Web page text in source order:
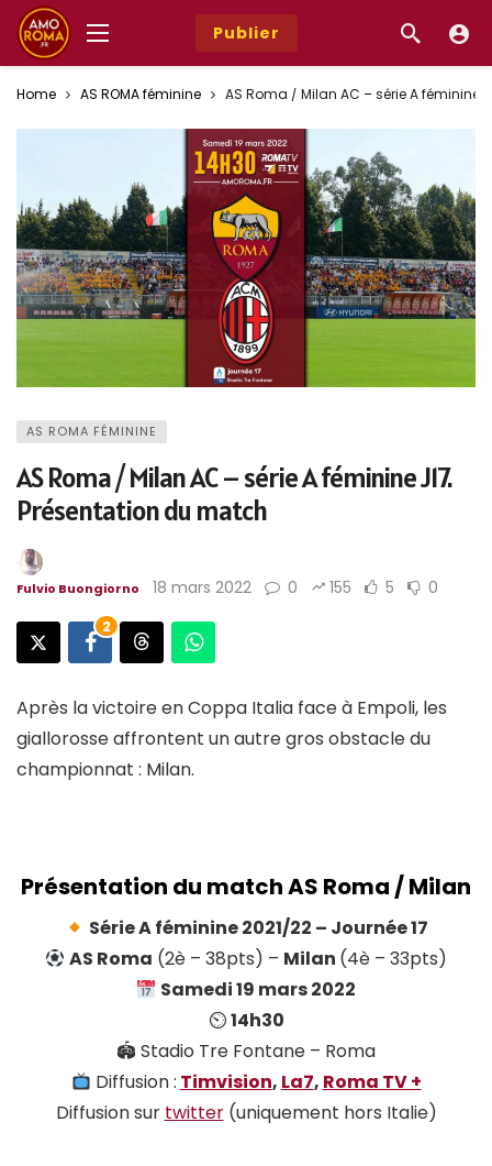
Publier
Home AS ROMA féminine AS Roma / Milan AC – série A féminine
AS ROMA FÉMININE
AS Roma / Milan AC – série A féminine J17.
Présentation du match
Fulvio Buongiorno 18 mars 2022 0 155 5 0
2
Après la victoire en Coppa Italia face à Empoli, les
giallorosse affrontent un autre gros obstacle du
championnat : Milan.
Présentation du matchAS Roma / Milan
Série A féminine 2021/22 – Journée 17
AS Roma (2è – 38pts) – Milan (4è – 33pts)
Samedi 19 mars 2022
⏲14h30
🏟 Stadio Tre Fontane – Roma
Diffusion : Timvision, La7, Roma TV +
Diffusion sur twitter(uniquement hors Italie)